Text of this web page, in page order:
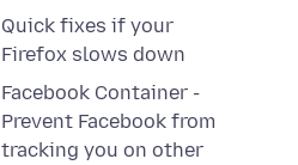
Quick fixes if your
Firefox slows down
Facebook Container -
Prevent Facebook from
tracking you on other